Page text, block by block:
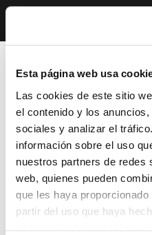
Esta página web usa
Las cookies de este sitio
el contenido y los
sociales y analizar el
información sobre el uso
nuestros partners de redes
web, quienes pueden
que les haya
partir del uso que haya